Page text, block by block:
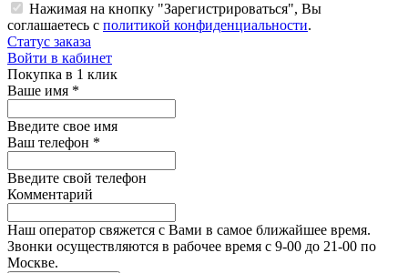
Нажимая на кнопку "Зарегистрироваться", Вы
соглашаетесь с политикой конфиденциальности.
Статус заказа
Войти в кабинет
Покупка в 1 клик
Ваше имя *
Введите свое имя
Ваш телефон *
Введите свой телефон
Комментарий
Наш оператор свяжется с Вами в самое ближайшее время.
Звонки осуществляются в рабочее время с 9-00 до 21-00 по
Москве.